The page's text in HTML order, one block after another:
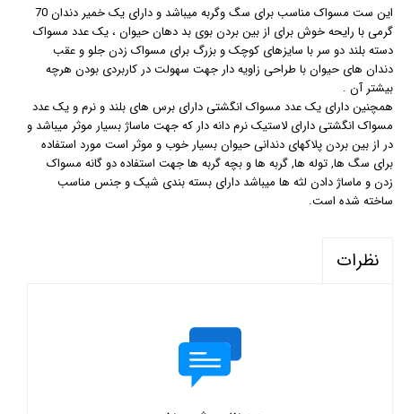
این ست مسواک مناسب برای سگ وگربه میباشد و دارای یک خمیر دندان 70
گرمی با رایحه خوش برای از بین بردن بوی بد دهان حیوان ، یک عدد مسواک
دسته بلند دو سر با سایزهای کوچک و بزرگ برای مسواک زدن جلو و عقب
دندان های حیوان با طراحی زاویه دار جهت سهولت در کاربردی بودن هرچه
بیشتر آن .
همچنین دارای یک عدد مسواک انگشتی دارای برس های بلند و نرم و یک عدد
مسواک انگشتی دارای لاستیک نرم دانه دار که جهت ماساژ بسیار موثر میباشد و
در از بین بردن پلاکهای دندانی حیوان بسیار خوب و موثر است مورد استفاده
برای سگ ها, توله ها, گربه ها و بچه گربه ها جهت استفاده دو گانه مسواک
زدن و ماساژ دادن لثه ها میباشد دارای بسته بندی شیک و جنس مناسب
ساخته شده است.
نظرات